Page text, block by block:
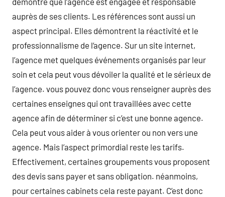
auprès de ses clients. Les références sont aussi un
aspect principal. Elles démontrent la réactivité et le
professionnalisme de l‘agence. Sur un site internet,
l’agence met quelques événements organisés par leur
soin et cela peut vous dévoiler la qualité et le sérieux de
l’agence. vous pouvez donc vous renseigner auprès des
certaines enseignes qui ont travaillées avec cette
agence afin de déterminer si c’est une bonne agence.
Cela peut vous aider à vous orienter ou non vers une
agence. Mais l’aspect primordial reste les tarifs.
Effectivement, certaines groupements vous proposent
des devis sans payer et sans obligation. néanmoins,
pour certaines cabinets cela reste payant. C’est donc